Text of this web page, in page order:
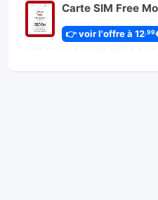
Carte SIM Free
👉 voir l'offre à 12,99